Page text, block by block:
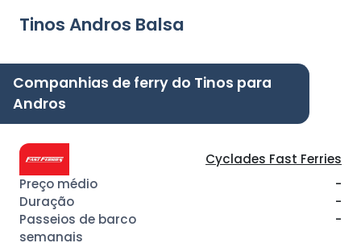
Tinos Andros Balsa
Companhias de ferry do Tinos para
Andros
Cyclades Fast Ferries
-
-
-